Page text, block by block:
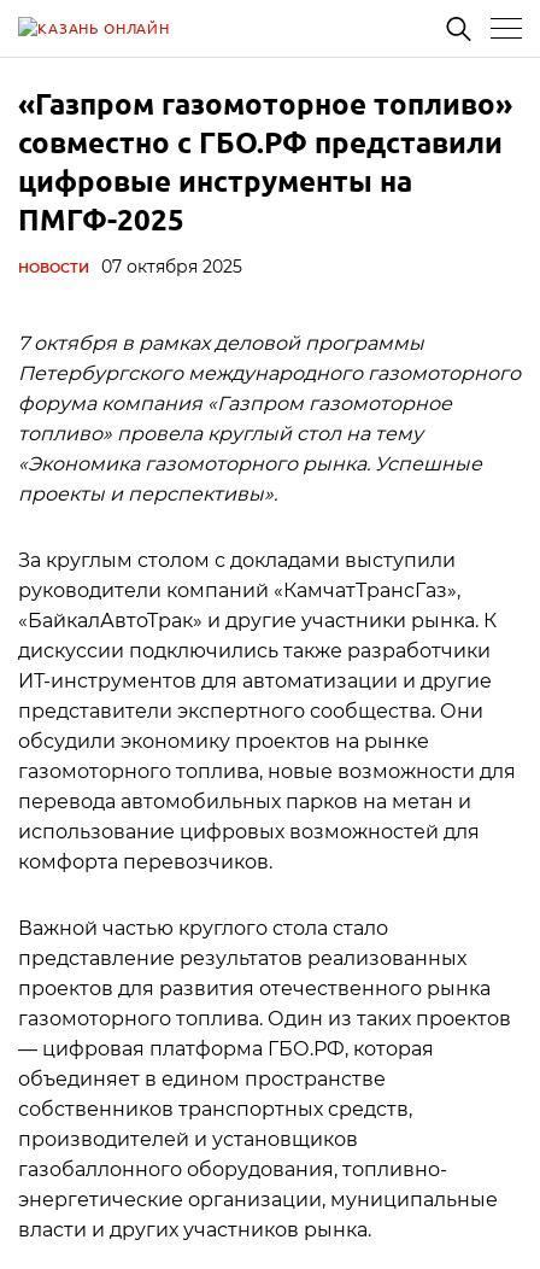
«Газпром газомоторное топливо»
совместно с ГБО.РФ представили
цифровые инструменты на
ПМГФ-2025
НОВОСТИ 07 октября 2025
7 октября в рамках деловой программы
Петербургского международного газомоторного
форума компания «Газпром газомоторное
топливо» провела круглый стол на тему
«Экономика газомоторного рынка. Успешные
проекты и перспективы».
За круглым столом с докладами выступили
руководители компаний «КамчатТрансГаз»,
«БайкалАвтоТрак» и другие участники рынка. К
дискуссии подключились также разработчики
ИТ-инструментов для автоматизации и другие
представители экспертного сообщества. Они
обсудили экономику проектов на рынке
газомоторного топлива, новые возможности для
перевода автомобильных парков на метан и
использование цифровых возможностей для
комфорта перевозчиков.
Важной частью круглого стола стало
представление результатов реализованных
проектов для развития отечественного рынка
газомоторного топлива. Один из таких проектов
— цифровая платформа ГБО.РФ, которая
объединяет в едином пространстве
собственников транспортных средств,
производителей и установщиков
газобаллонного оборудования, топливно-
энергетические организации, муниципальные
власти и других участников рынка.